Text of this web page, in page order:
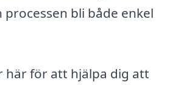
bli både enkel
här för att hjälpa dig att